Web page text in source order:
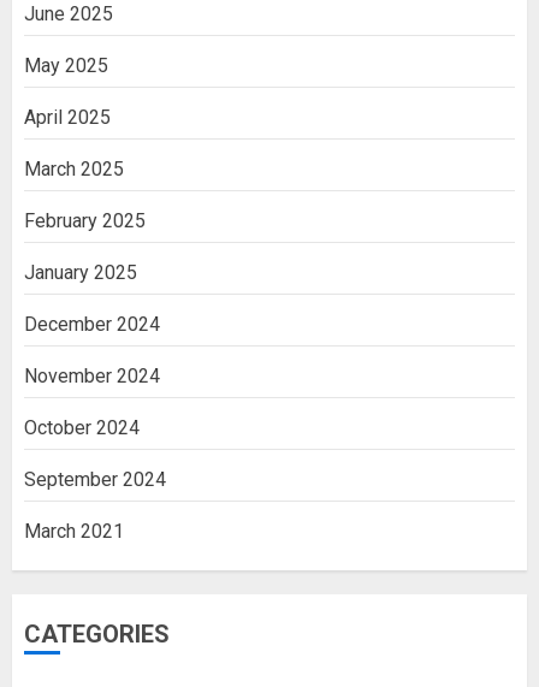
June 2025
May 2025
April 2025
March 2025
February 2025
January 2025
December 2024
November 2024
October 2024
September 2024
March 2021
CATEGORIES